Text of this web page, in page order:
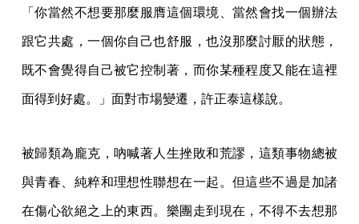
「你當然不想要那麼服膺這個環境、當然會找一個辦法
跟它共處，一個你自己也舒服，也沒那麼討厭的狀態，
既不會覺得自己被它控制著，而你某種程度又能在這裡
面得到好處。」面對市場變遷，許正泰這樣說。
被歸類為龐克，吶喊著人生挫敗和荒謬，這類事物總被
與青春、純粹和理想性聯想在一起。但這些不過是加諸
在傷心欲絕之上的東西。樂團走到現在，不得不去想那